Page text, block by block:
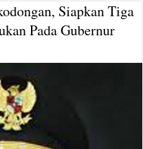
Siapkan Tiga
Pada Gubernur